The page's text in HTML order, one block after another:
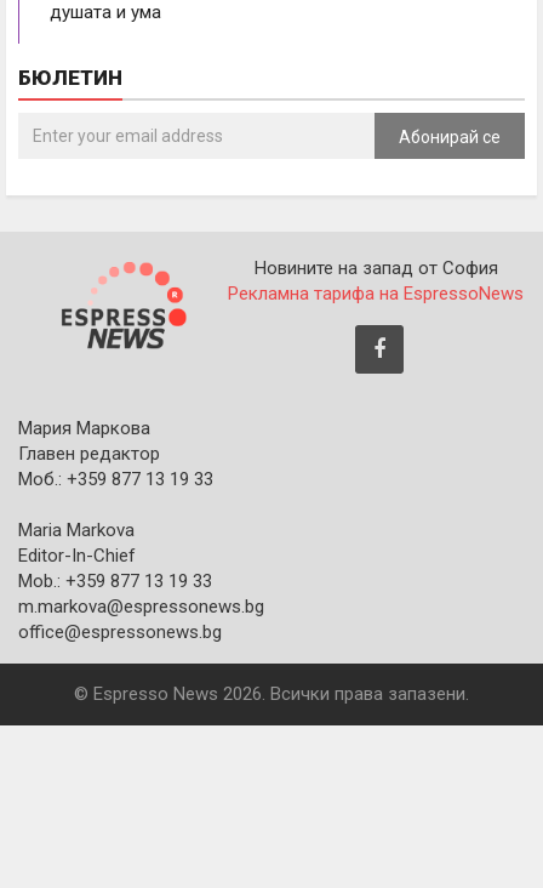
душата и ума
БЮЛЕТИН
Абонирай се
Новините на запад от София
Рекламна тарифа на EspressoNews
Мария Маркова
Главен редактор
Моб.: +359 877 13 19 33
Maria Markova
Editor-In-Chief
Mob.: +359 877 13 19 33
m.markova@espressonews.bg
office@espressonews.bg
© Espresso News 2026. Всички права запазени.